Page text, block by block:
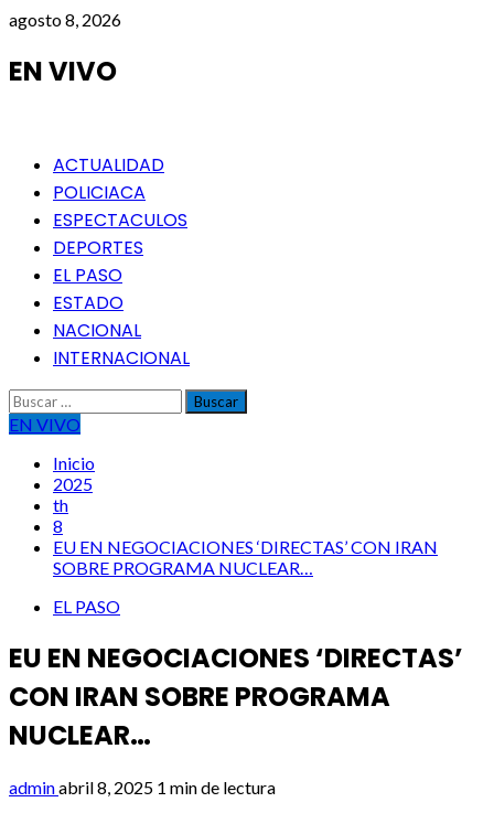
Saltar
contenido
agosto 8, 2026
EN VIVO
Menú
principal
ACTUALIDAD
POLICIACA
ESPECTACULOS
DEPORTES
EL PASO
ESTADO
NACIONAL
INTERNACIONAL
Buscar:
EN VIVO
Inicio
2025
th
8
EU EN NEGOCIACIONES ‘DIRECTAS’ CON IRAN
SOBRE PROGRAMA NUCLEAR…
EL PASO
EU EN NEGOCIACIONES ‘DIRECTAS’
CON IRAN SOBRE PROGRAMA
NUCLEAR…
adminabril 8, 2025 1 min de lectura